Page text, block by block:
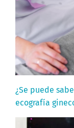
¿Se puede
ecografía